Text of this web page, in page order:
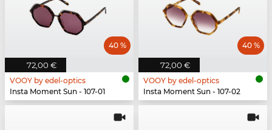
72,00 €
40 %
VOOY by edel-optics
Insta Moment Sun - 107-01
72,00 €
40 %
VOOY by edel-optics
Insta Moment Sun - 107-02